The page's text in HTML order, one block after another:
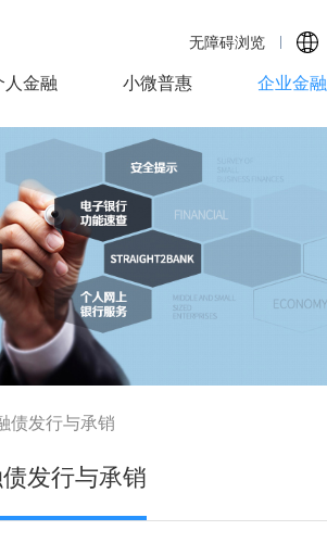
无障碍浏览
人金融 小微普惠 企业金融
债发行与承销
发行与承销